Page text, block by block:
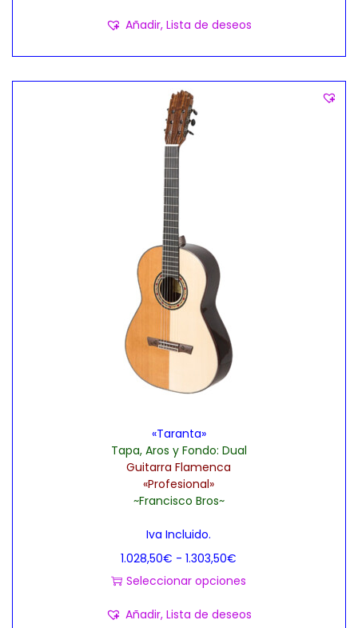
t
e
p
r
o
d
u
c
t
o
t
i
n
m
l
t
i
p
a
Añadir, Lista de deseos
«Taranta»
Tapa, Aros y Fondo: Dual
Guitarra Flamenca
«Profesional»
~Francisco Bros~
Iva Incluido.
1.028,50€ - 1.303,50€
a
Seleccionar opciones
Añadir, Lista de deseos